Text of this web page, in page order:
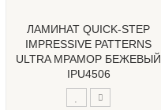
ЛАМИНАТ QUICK-STEP
IMPRESSIVE PATTERNS
ULTRA МРАМОР БЕЖЕВЫЙ
IPU4506